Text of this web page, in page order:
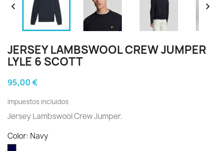
 
JERSEY LAMBSWOOL CREW JUMPER
LYLE 6 SCOTT
95,00 €
Impuestos incluidos
Jersey Lambswool Crew Jumper.
Color: Navy